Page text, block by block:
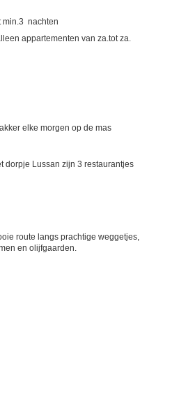
min.3 nachten
appartementen van za.tot za.
elke morgen op de mas
dorpje Lussan zijn 3 restaurantjes
route langs prachtige weggetjes,
en olijfgaarden.